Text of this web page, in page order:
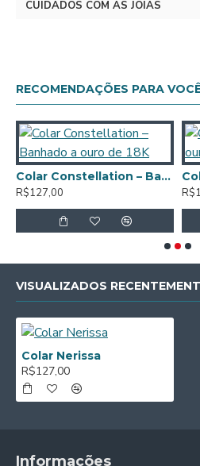
CUIDADOS COM AS JOIAS
RECOMENDAÇÕES PARA
Colar Constellation – Banhado a ouro de 18K
R$127,00
VISUALIZADOS
Colar Nerissa
R$127,00
Informações